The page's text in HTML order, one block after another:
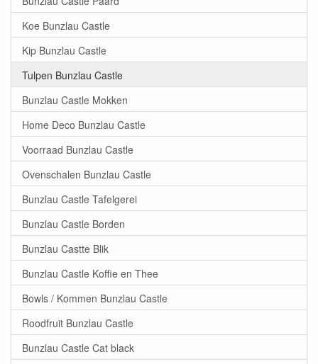
Koe Bunzlau Castle
Kip Bunzlau Castle
Tulpen Bunzlau Castle
Bunzlau Castle Mokken
Home Deco Bunzlau Castle
Voorraad Bunzlau Castle
Ovenschalen Bunzlau Castle
Bunzlau Castle Tafelgerei
Bunzlau Castle Borden
Bunzlau Castte Blik
Bunzlau Castle Koffie en Thee
Bowls / Kommen Bunzlau Castle
Roodfruit Bunzlau Castle
Bunzlau Castle Cat black